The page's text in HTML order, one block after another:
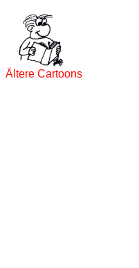
Ältere Cartoons